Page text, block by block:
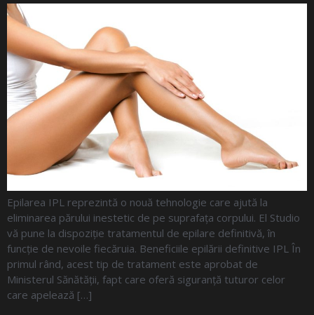
Epilarea IPL reprezintă o nouă tehnologie care ajută la
eliminarea părului inestetic de pe suprafața corpului. El Studio
vă pune la dispoziție tratamentul de epilare definitivă, în
funcție de nevoile fiecăruia. Beneficiile epilării definitive IPL În
primul rând, acest tip de tratament este aprobat de
Ministerul Sănătății, fapt care oferă siguranță tuturor celor
care apelează […]